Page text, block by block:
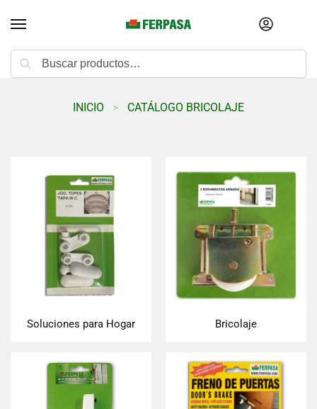
INICIO > CATÁLOGO BRICOLAJE
Soluciones para Hogar Bricolaje